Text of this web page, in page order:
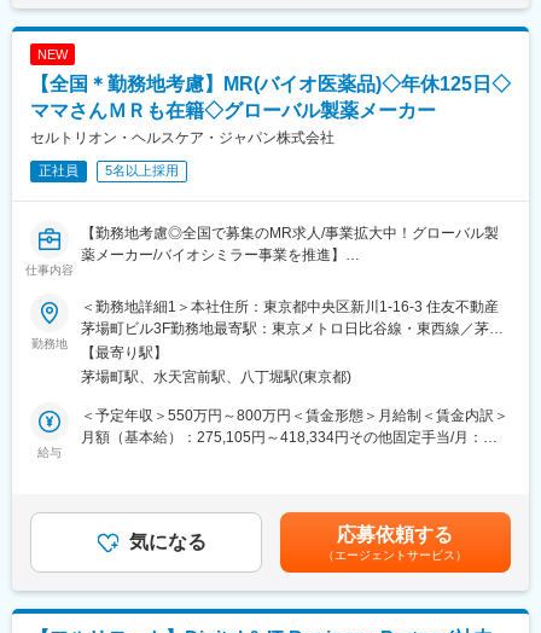
は下記になります。
・信頼性基準下の薬効薬理試験を実施あるいは指示監督し、完遂
・ＩＢ、ＣＴＤの薬理関連パートを執筆する
・開発品の臨床的位置づけを明確化する薬理試験を立案し遂行す
る
・研究開発計画書、試験報告書などの文書を作成する
・他部署と協議し、プロジェクトの開発戦略策定に主体的に関わ
る
■戦略・ビジョン：
最先端の製品で、『最優』の成果をつくる。世界に存在感を示す
レナフィン」を、現在はアジアを中心に海外展開しています。
■社風・風土：
同社の前身は大正9年に設立された理化学研究所。その頃から受け
ん。また、人材育成にも力を入れており、「変革と創造への挑
戦」を念頭に、社員の意欲的な自己啓発に対しても、積極的にサ
変更の範囲：会社の定める業務
NEW
【全国＊勤務地考慮】MR(バイオ医薬品)◇年休125日◇
ママさんＭＲも在籍◇グローバル製薬メーカー
セルトリオン・ヘルスケア・ジャパン株式会社
正社員 5名以上採用
仕事内容
【勤務地考慮◎全国で募集のMR求人/事業拡大中！グローバル製
薬メーカー/バイオシミラー事業を推進】
バイオ医薬品を開発・製造する総合ヘルスケアグループの日本法
人である当社にて、MRを募集いたします。
■業務内容：
・MR職務の担当エリアにおいて当社製品の新規口座開設ならびに
シェアの拡大を目指す
・販売目標を達成させるために卸との協業を推進する
践する
■当社の特徴：
勤務地
＜勤務地詳細1＞本社住所：東京都中央区新川1-16-3 住友不動産
茅場町ビル3F勤務地最寄駅：東京メトロ日比谷線・東西線／茅場
町駅受動喫煙対策：敷地内喫煙可能場所あり＜勤務地詳細2＞全国
住所：全国 受動喫煙対策：敷地内全面禁煙変更の範囲：会社の定
【最寄り駅】
茅場町駅、水天宮前駅、八丁堀駅(東京都)
給与
＜予定年収＞550万円～800万円＜賃金形態＞月給制＜賃金内訳＞
月額（基本給）：275,105円～418,334円その他固定手当/月：
残業手当＞有＜給与補足＞※年収は経験に応じて決定します。年収
には営業手当を含みます。※固定残業代は、時間外労働の有無に関
わらず40時間分が付きます。※別途営業日当支給（2,000円/日）賃
金はあくまでも目安の金額であり、選考を通じて上下する可能性
があります。月給(月額)は固定手当を含めた表記です。
気になる 応募依頼する
（エージェントサービス）